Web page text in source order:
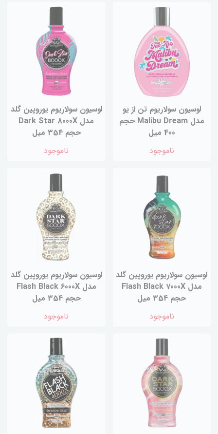
لوسیون سولاریوم تن از یو
مدل Malibu Dream حجم
400 میل
ناموجود
لوسیون سولاریوم یوروپین گلد
مدل Dark Star 8000X
حجم 354 میل
ناموجود
لوسیون سولاریوم یوروپین گلد
مدل Flash Black 7000X
حجم 354 میل
ناموجود
لوسیون سولاریوم یوروپین گلد
مدل Flash Black 6000X
حجم 354 میل
ناموجود